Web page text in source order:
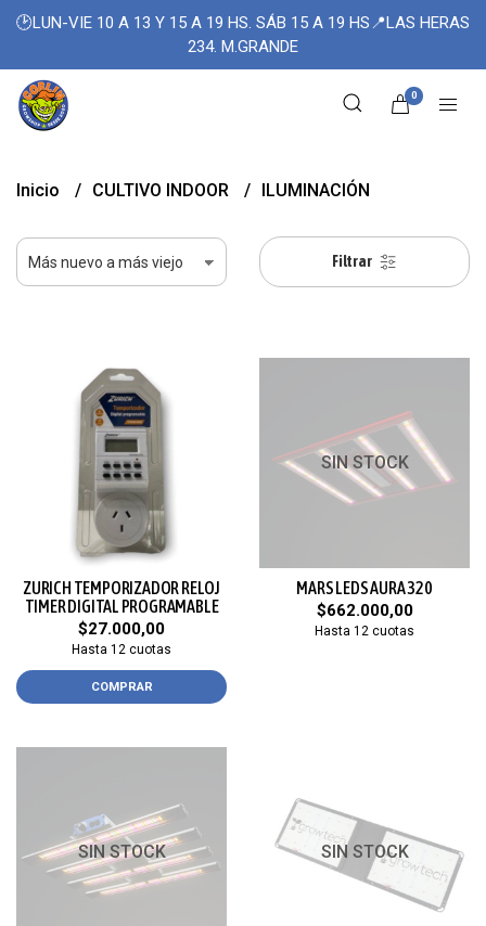
🕑LUN-VIE 10 A 13 Y 15 A 19 HS. SÁB 15 A 19 HS📍LAS HERAS
234. M.GRANDE
0
Inicio CULTIVO INDOOR ILUMINACIÓN
Filtrar
ZURICH TEMPORIZADOR RELOJ
TIMER DIGITAL PROGRAMABLE
$27.000,00
Hasta 12 cuotas
COMPRAR
SIN STOCK
MARS LEDS AURA 320
$662.000,00
Hasta 12 cuotas
SIN STOCK SIN STOCK